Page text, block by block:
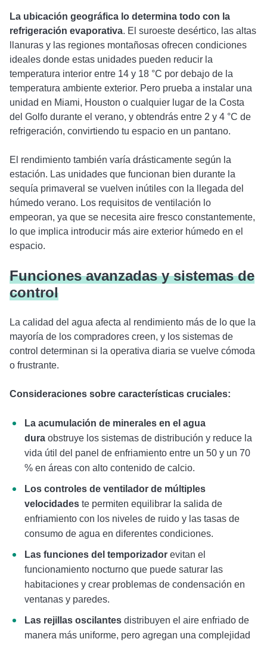
La ubicación geográfica lo determina todo con la
refrigeración evaporativa. El suroeste desértico, las altas
llanuras y las regiones montañosas ofrecen condiciones
ideales donde estas unidades pueden reducir la
temperatura interior entre 14 y 18 °C por debajo de la
temperatura ambiente exterior. Pero prueba a instalar una
unidad en Miami, Houston o cualquier lugar de la Costa
del Golfo durante el verano, y obtendrás entre 2 y 4 °C de
refrigeración, convirtiendo tu espacio en un pantano.
El rendimiento también varía drásticamente según la
estación. Las unidades que funcionan bien durante la
sequía primaveral se vuelven inútiles con la llegada del
húmedo verano. Los requisitos de ventilación lo
empeoran, ya que se necesita aire fresco constantemente,
lo que implica introducir más aire exterior húmedo en el
espacio.
Funciones avanzadas y sistemas de
control
La calidad del agua afecta al rendimiento más de lo que la
mayoría de los compradores creen, y los sistemas de
control determinan si la operativa diaria se vuelve cómoda
o frustrante.
Consideraciones sobre características cruciales:
La acumulación de minerales en el agua
dura obstruye los sistemas de distribución y reduce la
vida útil del panel de enfriamiento entre un 50 y un 70
% en áreas con alto contenido de calcio.
Los controles de ventilador de múltiples
velocidades te permiten equilibrar la salida de
enfriamiento con los niveles de ruido y las tasas de
consumo de agua en diferentes condiciones.
Las funciones del temporizador evitan el
funcionamiento nocturno que puede saturar las
habitaciones y crear problemas de condensación en
ventanas y paredes.
Las rejillas oscilantes distribuyen el aire enfriado de
manera más uniforme, pero agregan una complejidad